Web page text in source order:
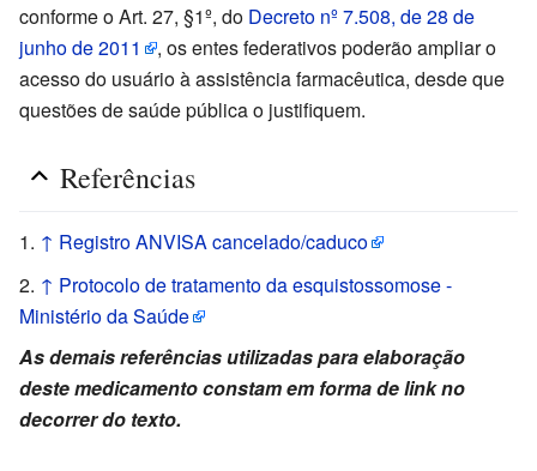
conforme o Art. 27, §1º, do Decreto nº 7.508, de 28 de
junho de 2011
, os entes federativos poderão ampliar o
acesso do usuário à assistência farmacêutica, desde que
questões de saúde pública o justifiquem.
Referências
↑ Registro ANVISA cancelado/caduco
↑ Protocolo de tratamento da esquistossomose -
Ministério da Saúde
As demais referências utilizadas para elaboração
deste medicamento constam em forma de link no
decorrer do texto.